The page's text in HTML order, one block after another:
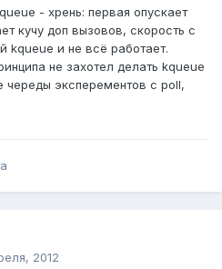
- хрень: первая опускает
кучу доп вызовов, скорость с
kqueue и не всё работает.
не захотел делать kqueue
череды эксперементов с poll,
2012